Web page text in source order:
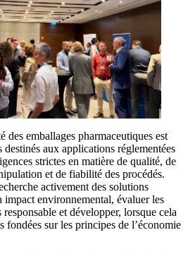
des emballages pharmaceutiques est
aux applications réglementées
strictes en matière de qualité, de
et de fiabilité des procédés.
activement des solutions
impact environnemental, évaluer les
et développer, lorsque cela
fondées sur les principes de l’économie